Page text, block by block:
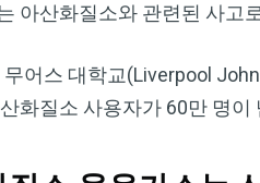
아산화질소와 관련된 사고
무어스 대학교(Liverpool
화질소 사용자가 60만 명